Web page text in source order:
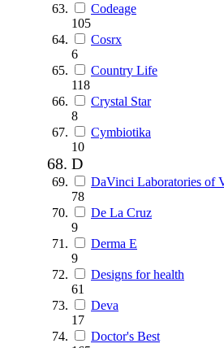
Codeage
105
Cosrx
6
Country Life
118
Crystal Star
8
Cymbiotika
10
D
DaVinci Laboratories of
78
De La Cruz
9
Derma E
9
Designs for health
61
Deva
17
Doctor's Best